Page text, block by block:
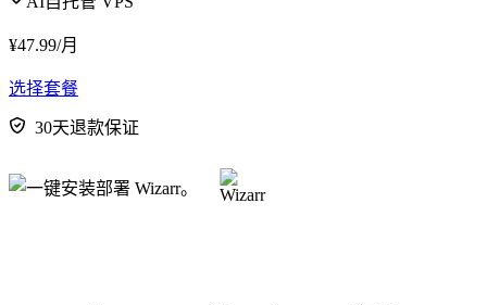
¥47.99/月
选择套餐
30天退款保证